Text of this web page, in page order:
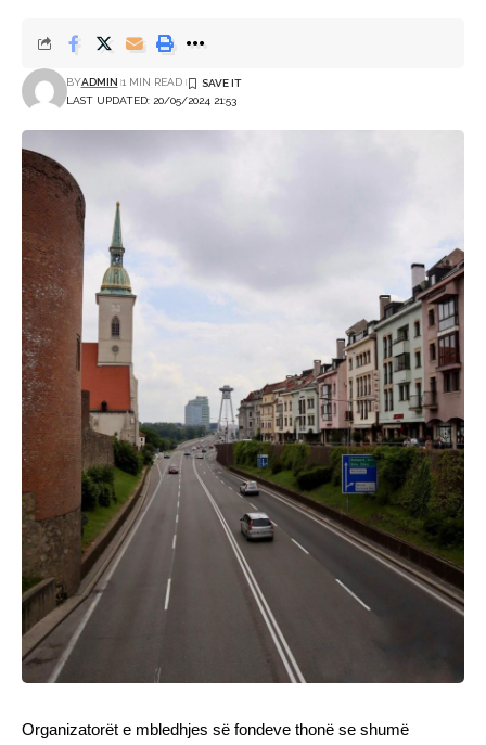
LAST UPDATED: 20/05/2024 21:53
BYADMIN 1 MIN READ
Organizatorët e mbledhjes së fondeve thonë se shumë